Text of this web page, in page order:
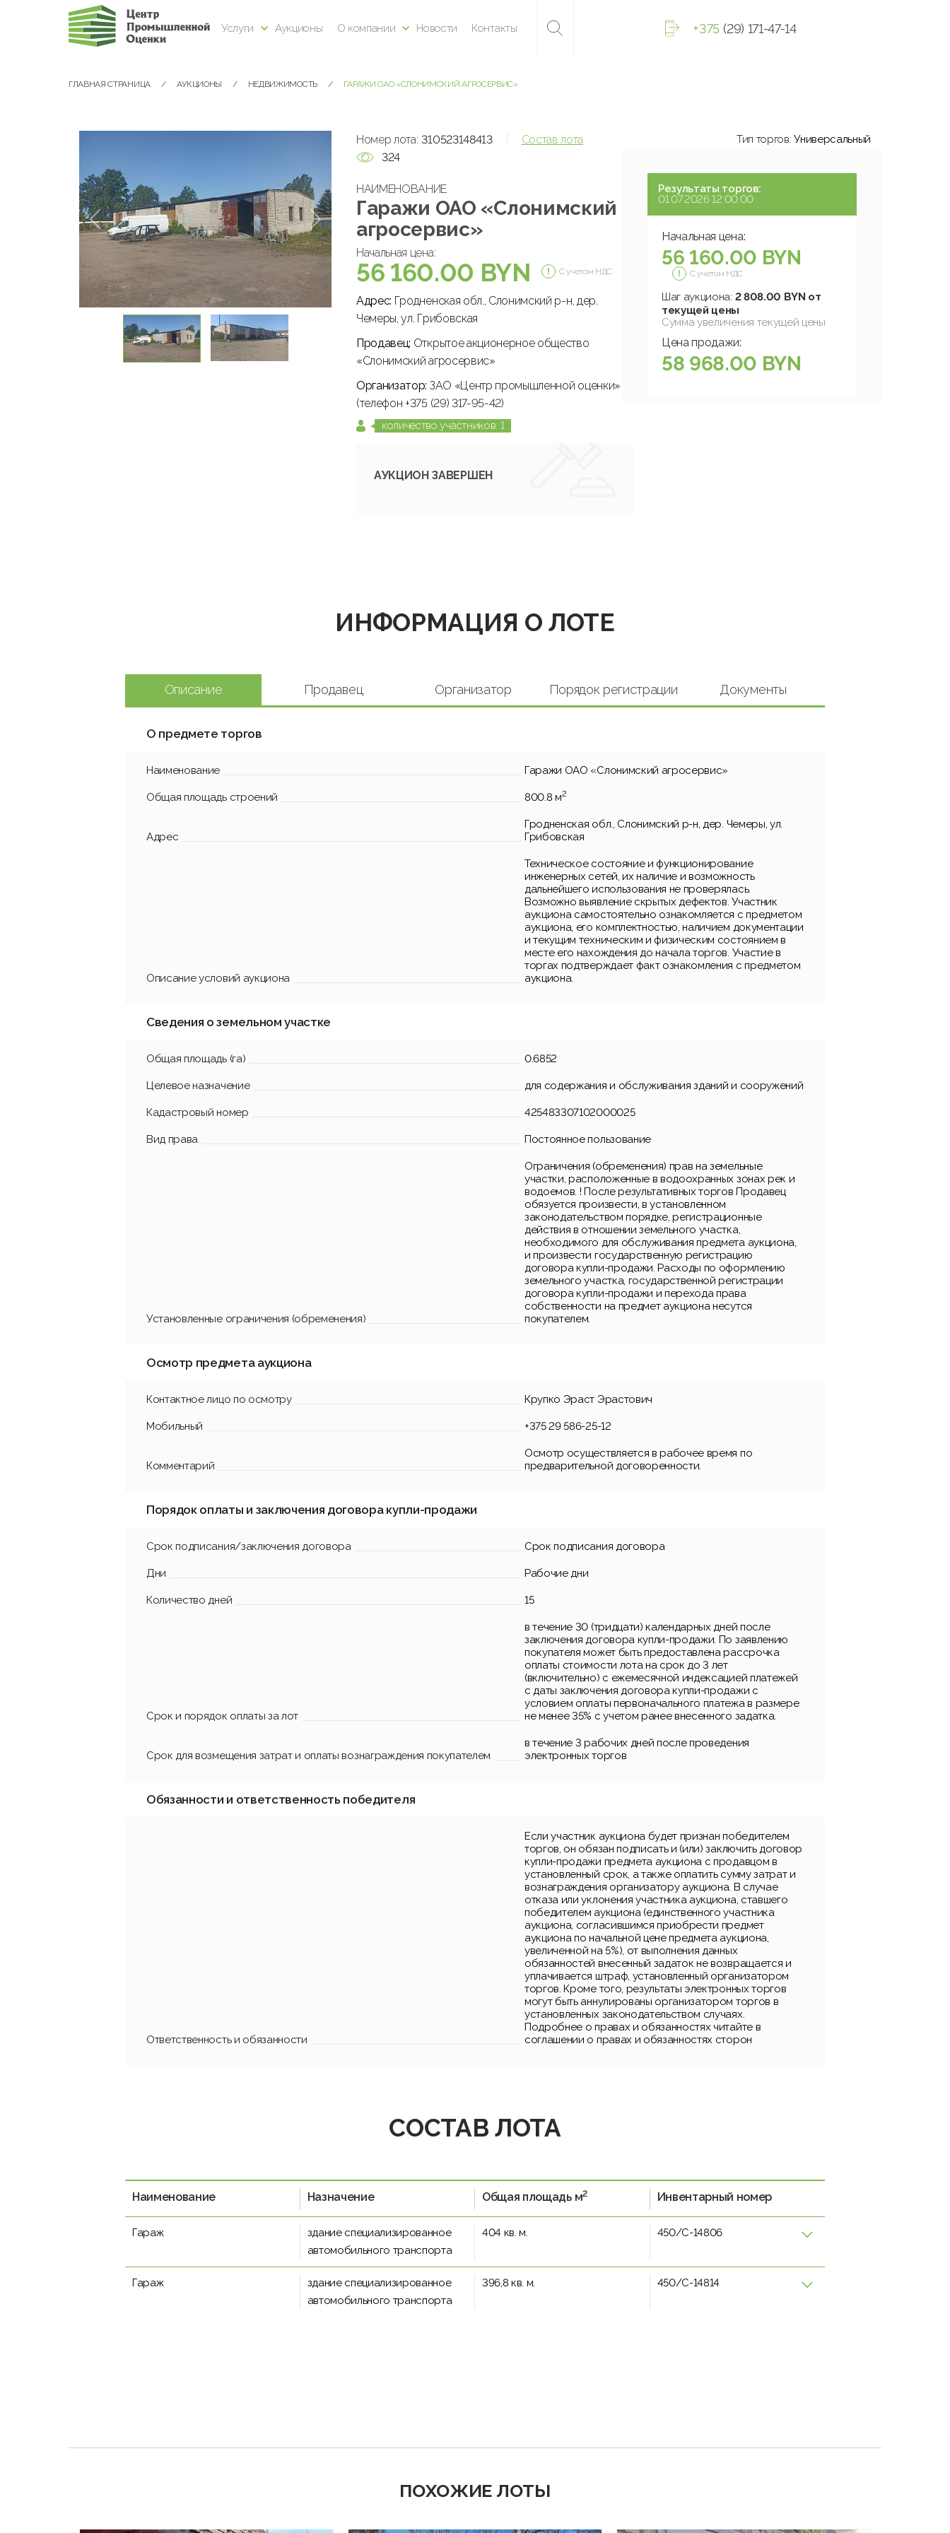
Услуги Аукционы О компании Новости Контакты +375 (29) 171-47-14
ГЛАВНАЯ СТРАНИЦА АУКЦИОНЫ НЕДВИЖИМОСТЬ ГАРАЖИ ОАО «СЛОНИМСКИЙ АГРОСЕРВИС»
Номер лота: 310523148413
Состав лота
324
НАИМЕНОВАНИЕ
Гаражи ОАО «Слонимский
агросервис»
Начальная цена:
56 160.00 BYN С учетом НДС
Адрес: Гродненская обл., Слонимский р-н, дер.
Чемеры, ул. Грибовская
Продавец: Открытое акционерное общество
«Слонимский агросервис»
Организатор: ЗАО «Центр промышленной оценки»
(телефон +375 (29) 317-95-42)
количество участников: 1
АУКЦИОН ЗАВЕРШЕН
Тип торгов:Универсальный
Результаты торгов:
01.07.2026 12:00:00
Начальная цена:
56 160.00 BYN
С учетом НДС
Шаг аукциона: 2 808.00 BYN от
текущей цены
Сумма увеличения текущей цены
Цена продажи:
58 968.00 BYN
ИНФОРМАЦИЯ О ЛОТЕ
Описание Продавец Организатор Порядок регистрации Документы
О предмете торгов
Наименование Гаражи ОАО «Слонимский агросервис»
Общая площадь строений 800.8 м2
Адрес
Гродненская обл., Слонимский р-н, дер. Чемеры, ул.
Грибовская
Описание условий аукциона
Техническое состояние и функционирование
инженерных сетей, их наличие и возможность
дальнейшего использования не проверялась.
Возможно выявление скрытых дефектов. Участник
аукциона самостоятельно ознакомляется с предметом
аукциона, его комплектностью, наличием документации
и текущим техническим и физическим состоянием в
месте его нахождения до начала торгов. Участие в
торгах подтверждает факт ознакомления с предметом
аукциона.
Сведения о земельном участке
Общая площадь (га) 0.6852
Целевое назначение для содержания и обслуживания зданий и сооружений
Кадастровый номер 425483307102000025
Вид права Постоянное пользование
Установленные ограничения (обременения)
Ограничения (обременения) прав на земельные
участки, расположенные в водоохранных зонах рек и
водоемов. ! После результативных торгов Продавец
обязуется произвести, в установленном
законодательством порядке, регистрационные
действия в отношении земельного участка,
необходимого для обслуживания предмета аукциона,
и произвести государственную регистрацию
договора купли-продажи. Расходы по оформлению
земельного участка, государственной регистрации
договора купли-продажи и перехода права
собственности на предмет аукциона несутся
покупателем.
Осмотр предмета аукциона
Контактное лицо по осмотру Крупко Эраст Эрастович
Мобильный +375 29 586-25-12
Комментарий
Осмотр осуществляется в рабочее время по
предварительной договоренности.
Порядок оплаты и заключения договора купли-продажи
Срок подписания/заключения договора Срок подписания договора
Дни Рабочие дни
Количество дней 15
Срок и порядок оплаты за лот
в течение 30 (тридцати) календарных дней после
заключения договора купли-продажи. По заявлению
покупателя может быть предоставлена рассрочка
оплаты стоимости лота на срок до 3 лет
(включительно) с ежемесячной индексацией платежей
с даты заключения договора купли-продажи с
условием оплаты первоначального платежа в размере
не менее 35% с учетом ранее внесенного задатка.
Срок для возмещения затрат и оплаты вознаграждения покупателем
в течение 3 рабочих дней после проведения
электронных торгов
Обязанности и ответственность победителя
Ответственность и обязанности
Если участник аукциона будет признан победителем
торгов, он обязан подписать и (или) заключить договор
купли-продажи предмета аукциона с продавцом в
установленный срок, а также оплатить сумму затрат и
вознаграждения организатору аукциона. В случае
отказа или уклонения участника аукциона, ставшего
победителем аукциона (единственного участника
аукциона, согласившимся приобрести предмет
аукциона по начальной цене предмета аукциона,
увеличенной на 5%), от выполнения данных
обязанностей внесенный задаток не возвращается и
уплачивается штраф, установленный организатором
торгов. Кроме того, результаты электронных торгов
могут быть аннулированы организатором торгов в
установленных законодательством случаях.
Подробнее о правах и обязанностях читайте в
соглашении о правах и обязанностях сторон
СОСТАВ ЛОТА
Наименование Назначение Общая площадь м2 Инвентарный номер
Гараж
здание специализированное
автомобильного транспорта
404 кв. м. 450/C-14806
Гараж
здание специализированное
автомобильного транспорта
396,8 кв. м. 450/C-14814
ПОХОЖИЕ ЛОТЫ